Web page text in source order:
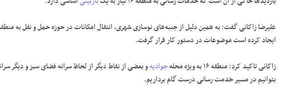
علیرضا زاکانی گفت: به همین دلیل از جنبه‌های نوسازی شهری، انتقال امکانات در حوزه حمل و نقل به
ایجاد کرده است موضوعات در دستور کار قرار گرفت.
زاکانی تاکید کرد: منطقه ۱۶ به ویژه محله جوادیهو بعضی از نقاط دیگر از لحاظ سرانه فضای سبز و دیگر
بتوانیم در مسیر خدمت رسانی درست گام برداریم.